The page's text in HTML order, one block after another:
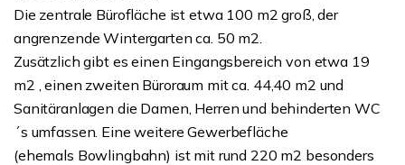
Die zentrale Bürofläche ist etwa 100 m2 groß, der
angrenzende Wintergarten ca. 50 m2.
Zusätzlich gibt es einen Eingangsbereich von etwa 19
m2 , einen zweiten Büroraum mit ca. 44,40 m2 und
Sanitäranlagen die Damen, Herren und behinderten WC
´s umfassen. Eine weitere Gewerbefläche
(ehemals Bowlingbahn) ist mit rund 220 m2 besonders